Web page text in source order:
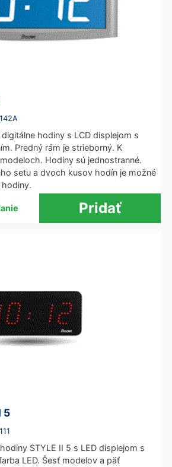
hodiny s LCD displejom s
Predný rám je strieborný. K
Hodiny sú jednostranné.
setu a dvoch kusov hodín je možné
5
STYLE II 5 s LED displejom s
LED. Šesť modelov a päť